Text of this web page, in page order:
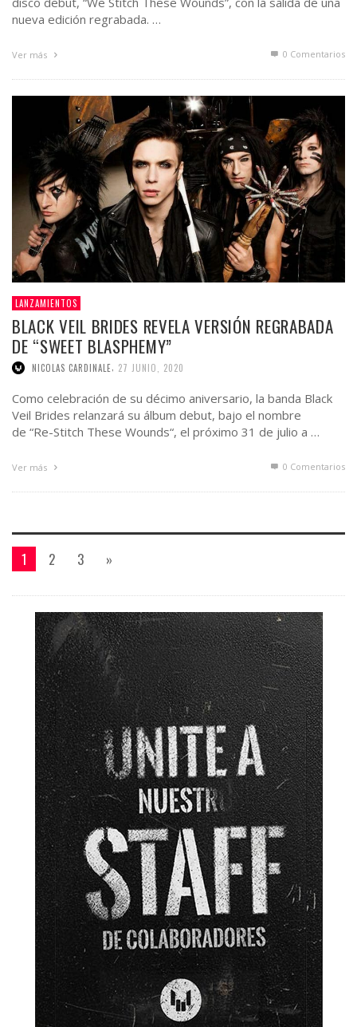
nueva edición regrabada. …
Ver más 0 Comentarios
LANZAMIENTOS
BLACK VEIL BRIDES REVELA VERSIÓN REGRABADA
DE “SWEET BLASPHEMY”
NICOLAS CARDINALE 27 JUNIO, 2020
Como celebración de su décimo aniversario, la banda Black
Veil Brides relanzará su álbum debut, bajo el nombre
de “Re-Stitch These Wounds“, el próximo 31 de julio a …
Ver más 0 Comentarios
1 2 3 »